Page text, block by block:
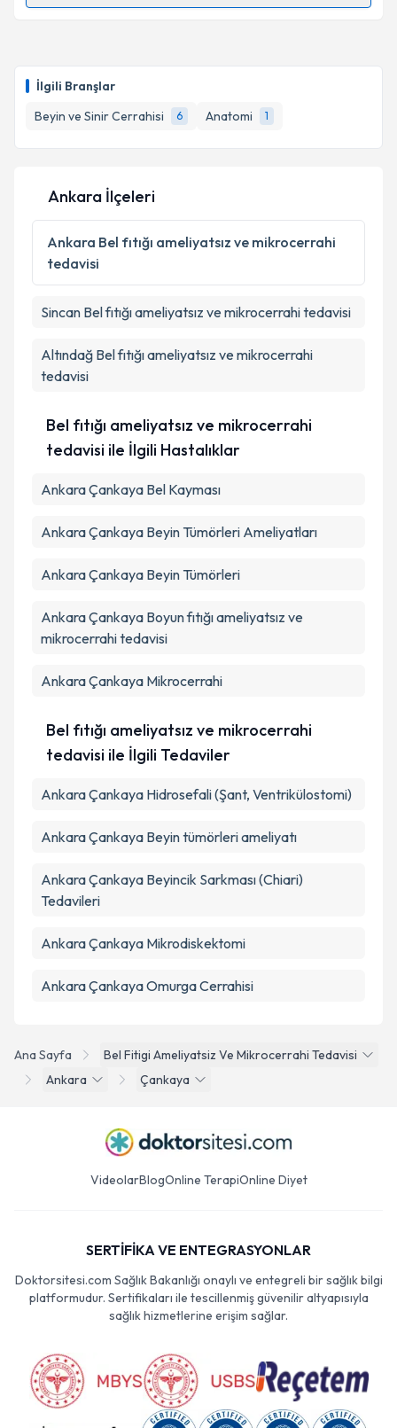
İlgili Branşlar
Beyin ve Sinir Cerrahisi
6 Anatomi 1
takvim hazırlandığında e-posta ile bilgilendireceğiz.
Kişisel verilerimin işlenmesine ilişkinAydınlatma
Metni'ni okudum ve kişisel verilerimin belirtilen
kapsamda işlenmesini kabul ediyorum.
Takvim Talebini Gönder
Ana Sayfa
Bel Fitigi Ameliyatsiz Ve Mikrocerrahi Tedavisi
Ankara
Çankaya
Ankara İlçeleri
Ankara Bel fıtığı ameliyatsız ve mikrocerrahi
tedavisi
Sincan Bel fıtığı ameliyatsız ve mikrocerrahi tedavisi
Altındağ Bel fıtığı ameliyatsız ve mikrocerrahi
tedavisi
Bel fıtığı ameliyatsız ve mikrocerrahi
tedavisi ile İlgili Hastalıklar
Ankara Çankaya Bel Kayması
Ankara Çankaya Beyin Tümörleri Ameliyatları
Ankara Çankaya Beyin Tümörleri
Ankara Çankaya Boyun fıtığı ameliyatsız ve
mikrocerrahi tedavisi
Ankara Çankaya Mikrocerrahi
Bel fıtığı ameliyatsız ve mikrocerrahi
tedavisi ile İlgili Tedaviler
Ankara Çankaya Hidrosefali (Şant, Ventrikülostomi)
Ankara Çankaya Beyin tümörleri ameliyatı
Ankara Çankaya Beyincik Sarkması (Chiari)
Tedavileri
Ankara Çankaya Mikrodiskektomi
Ankara Çankaya Omurga Cerrahisi
VideolarBlogOnline TerapiOnline Diyet
SERTİFİKA VE ENTEGRASYONLAR
Doktorsitesi.com Sağlık Bakanlığı onaylı ve entegreli bir sağlık bilgi
platformudur. Sertifikaları ile tescillenmiş güvenilir altyapısıyla
sağlık hizmetlerine erişim sağlar.